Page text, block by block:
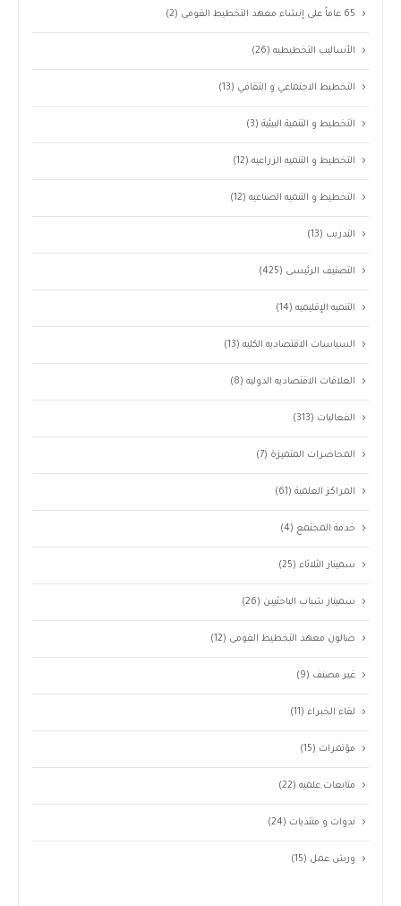
65 عاماً على إنشاء معهد التخطيط القومى (2)
الأساليب التخطيطيه(26)
التخطيط الاجتماعي و الثقافي (13)
التخطيط و التنمية البيئية(3)
التخطيط و التنميه الزراعيه(12)
التخطيط و التنميه الصناعيه(12)
التدريب (13)
التصنيف الرئيسى (425)
التنميه الإقليميه(14)
السياسات الاقتصاديه الكليه(13)
العلاقات الاقتصاديه الدوليه(8)
الفعاليات (313)
المحاضرات المتميزة (7)
المراكز العلمية(61)
خدمة المجتمع (4)
سمينار الثلاثاء(25)
سمينار شباب الباحثيين (26)
صالون معهد التخطيط القومى (12)
غير مصنف (9)
لقاء الخبراء(11)
مؤتمرات (15)
متابعات علميه(22)
ندوات و منتديات (24)
ورش عمل (15)